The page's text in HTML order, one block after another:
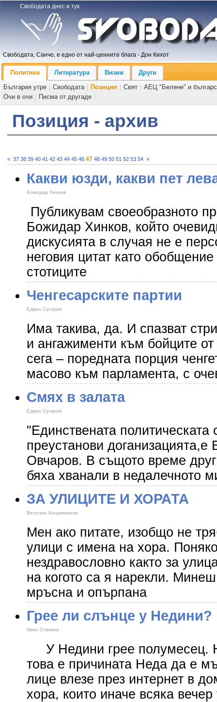
Свободата днес и тук
Свободата, Санчо, е едно от най-ценните блага - Дон Кихот
Политика Литература Визии
Други
България утре
Свободата Позиция Свят
АЕЦ "Белене" и
Очи в очи
Писма от другаде
Позиция - архив
« 37 38 39 40 41 42 43 44 45 46 47 48 49 50 51 52 53 54 »
Какви юзди, какви пет
Божидар Хинков
Публикувам своеобразното
Божидар Хинков, който
дискусията в случая не е
неговия цитат като
стотиците
Ченгесарските партии
Едвин Сугарев
Има такива, да. И спазват
и ангажименти към бойците
сега – поредната порция
масово към парламента, с
Смях в залата
Едвин Сугарев
"Единствената
преустанови
Овчаров. В същото време
бяха хванали в недалечното
ЗА УЛИЦИТЕ И ХОРАТА
Веселин Кандимиров
Мен ако питате, изобщо не
улици с имена на хора.
нездравословно както за
на когото са я нарекли.
мръсна и опърпана
Грее ли слънце у Недини?
Иван Станков
У Недини грее полумесец.
това е причината Неда да е
лице влезе през интернет в
хора, които иначе всяка вечер